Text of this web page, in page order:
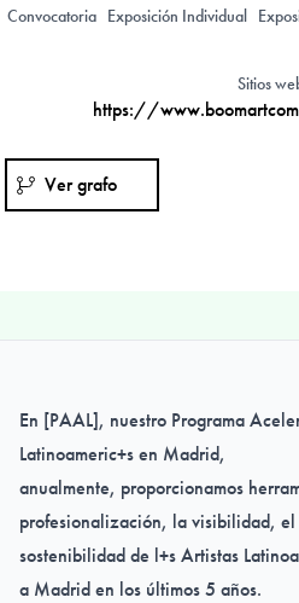
Convocatoria Exposición Individual
Sitios
https://
Ver grafo
En [PAAL], nuestro Programa
Latinoameric+s en Madrid,
anualmente, proporcionamos
profesionalización, la visibilidad,
sostenibilidad de l+s Artistas
a Madrid en los últimos 5 años.